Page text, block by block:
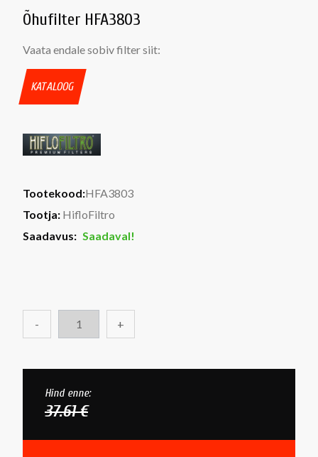
Õhufilter HFA3803
Vaata endale sobiv filter siit:
KATALOOG
Tootekood:HFA3803
Tootja: HifloFiltro
Saadavus: Saadaval!
- +
Hind enne:
37.61 €